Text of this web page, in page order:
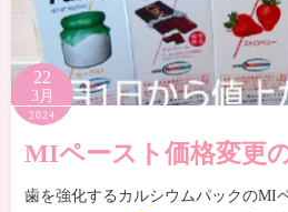
22
3月
2024
MIペースト価格変更
歯を強化するカルシウムパックのMI